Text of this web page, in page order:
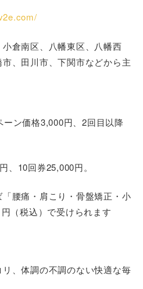
倉南区、八幡東区、八幡西
、田川市、下関市などから主
ン価格3,000円、2回目以降
、10回券25,000円。
腰痛・肩こり・骨盤矯正・小
（税込）で受けられます
、体調の不調のない快適な毎